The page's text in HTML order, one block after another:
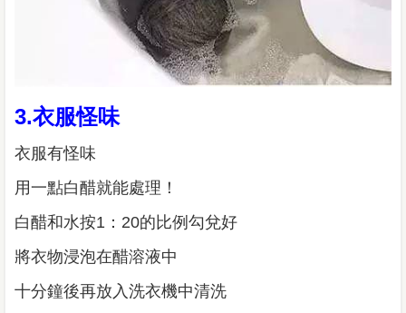
3.衣服怪味
衣服有怪味
用一點白醋就能處理！
白醋和水按1：20的比例勾兌好
將衣物浸泡在醋溶液中
十分鐘後再放入洗衣機中清洗